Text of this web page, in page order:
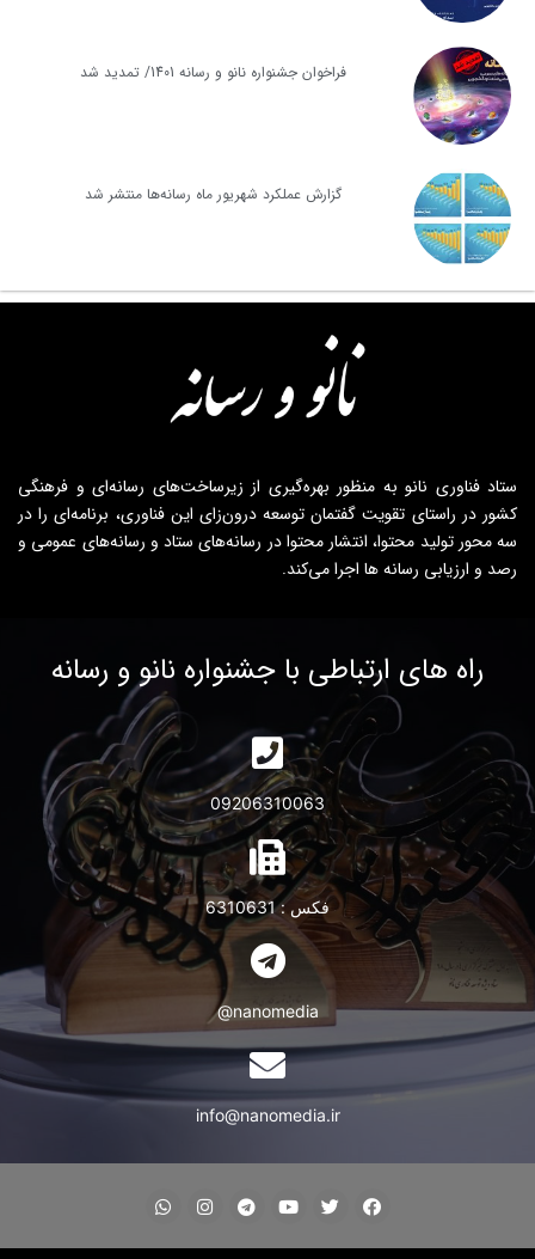
فراخوان جشنواره نانو و رسانه 1401/ تمدید شد
گزارش عملکرد شهریور ماه رسانه‌ها منتشر شد
ستاد فناوری نانو به منظور بهره‌گیری از زیرساخت‌های رسانه‌ای و فرهنگی
کشور در راستای تقویت گفتمان توسعه درون‌زای این فناوری، برنامه‌ای را در
سه محور تولید محتوا، انتشار محتوا در رسانه‌های ستاد و رسانه‌های عمومی و
رصد و ارزیابی رسانه ها اجرا می‌کند.
راه های ارتباطی با جشنواره نانو و رسانه
09206310063
فکس : 6310631
nanomedia@
info@nanomedia.ir